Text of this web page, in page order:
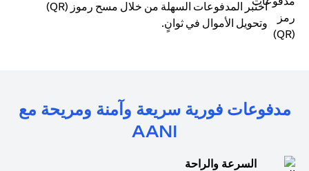
اختبر المدفوعات السهلة من خلال مسح رموز (QR)
وتحويل الأموال في ثوانٍ.
مدفوعات فورية سريعة وآمنة ومريحة مع
AANI
السرعة والراحة